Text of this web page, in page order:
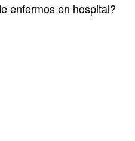
enfermos en hospital?